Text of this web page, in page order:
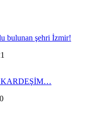
bulunan şehri İzmir!
KARDEŞİM…